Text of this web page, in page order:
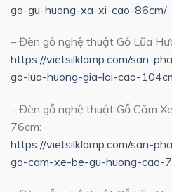
go-gu-huong-xa-xi-cao-86cm/
– Đèn gỗ nghệ thuật Gỗ Lũa
https://vietsilklamp.com/san-
go-lua-huong-gia-lai-cao-
– Đèn gỗ nghệ thuật Gỗ Căm
76cm:
https://vietsilklamp.com/san-
go-cam-xe-be-gu-huong-cao-